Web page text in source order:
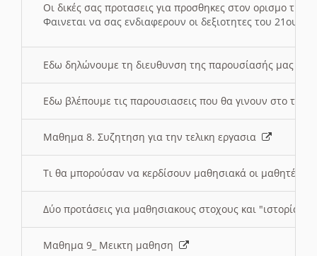
Οι δικές σας προτασεις για προσθηκες στον ορισμο
Φαινεται να σας ενδιαφερουν οι δεξιοτητες του 21ου
Εδω δηλώνουμε τη διευθυνση της παρουσίασής μας
Εδω βλέπουμε τις παρουσιασεις που θα γινουν στο
Μαθημα 8. Συζητηση για την τελικη εργασια
Τι θα μπορούσαν να κερδίσουν μαθησιακά οι μαθητές/
Δύο προτάσεις για μαθησιακους στοχους και "ιστορία"
Μαθημα 9_ Μεικτη μαθηση